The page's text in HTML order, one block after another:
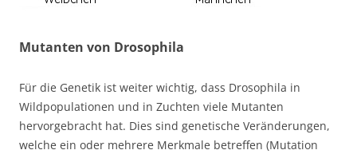
Mutanten von Drosophila
Für die Genetik ist weiter wichtig, dass Drosophila in
Wildpopulationen und in Zuchten viele Mutanten
hervorgebracht hat. Dies sind genetische Veränderungen,
welche ein oder mehrere Merkmale betreffen (Mutation